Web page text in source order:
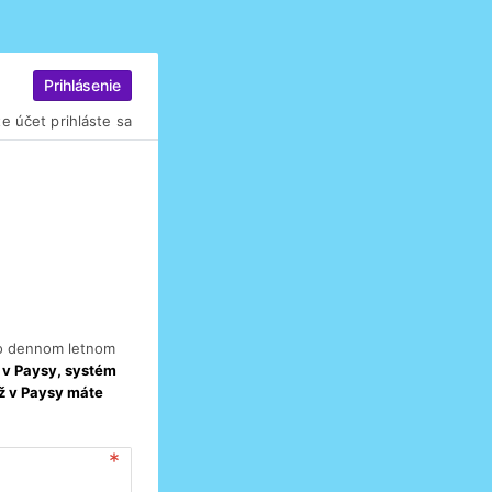
Prihlásenie
účet prihláste sa
dennom letnom
Paysy, systém
v Paysy máte